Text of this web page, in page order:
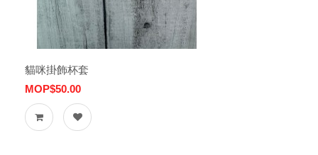
貓咪掛飾杯套
MOP$50.00